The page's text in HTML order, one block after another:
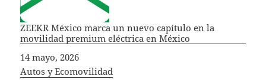
ZEEKR México marca un nuevo capítulo en la
movilidad premium eléctrica en México
Fecha
14 mayo, 2026
In relation to
Autos y Ecomovilidad